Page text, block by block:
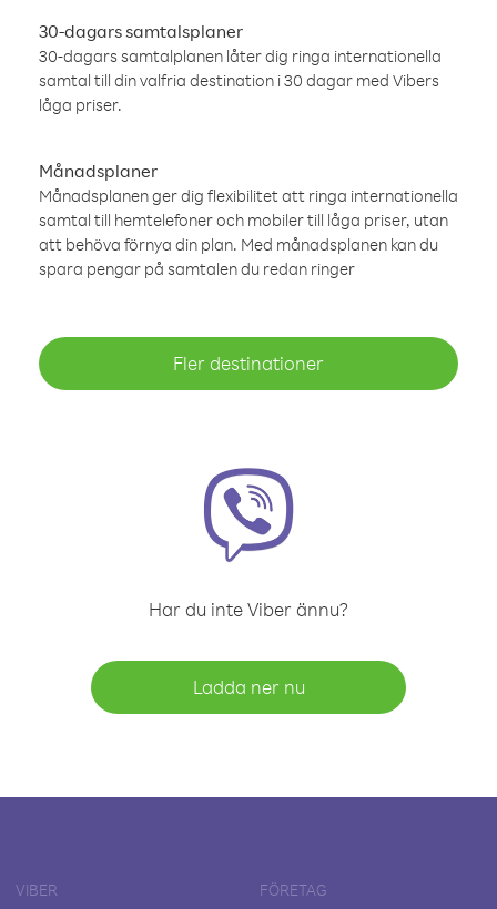
30-dagars samtalsplaner
30-dagars samtalplanen låter dig ringa internationella
samtal till din valfria destination i 30 dagar med Vibers
låga priser.
Månadsplaner
Månadsplanen ger dig flexibilitet att ringa internationella
samtal till hemtelefoner och mobiler till låga priser, utan
att behöva förnya din plan. Med månadsplanen kan du
spara pengar på samtalen du redan ringer
Fler destinationer
Har du inte Viber ännu?
Ladda ner nu
VIBER FÖRETAG